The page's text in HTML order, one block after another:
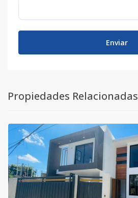
Enviar
Propiedades Relacionadas